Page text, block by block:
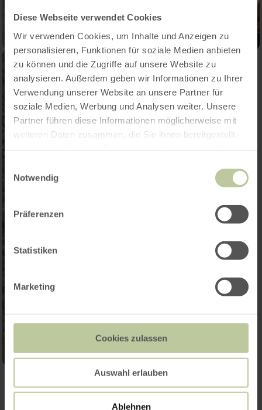
Diese Webseite verwendet Cookies
Wir verwenden Cookies, um Inhalte und Anzeigen zu
personalisieren, Funktionen für soziale Medien anbieten
zu können und die Zugriffe auf unsere Website zu
analysieren. Außerdem geben wir Informationen zu Ihrer
Verwendung unserer Website an unsere Partner für
soziale Medien, Werbung und Analysen weiter. Unsere
Partner führen diese Informationen möglicherweise mit
weiteren Daten zusammen, die Sie ihnen bereitgestellt
Notwendig
Präferenzen
Statistiken
Marketing
Cookies zulassen
Auswahl erlauben
Ablehnen
Galerie öffnen